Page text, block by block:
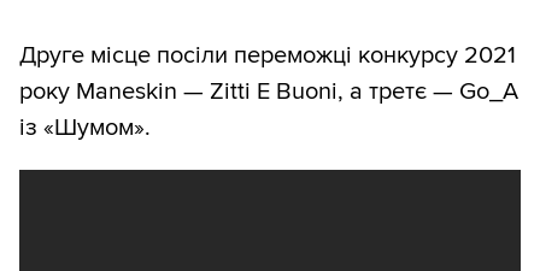
Друге місце посіли переможці конкурсу 2021
року Maneskin — Zitti E Buoni, а третє — Go_A
із «Шумом».